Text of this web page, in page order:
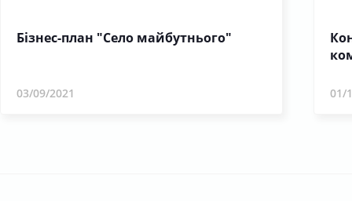
Бізнес-план "Село майбутнього"
03/09/2021 01/